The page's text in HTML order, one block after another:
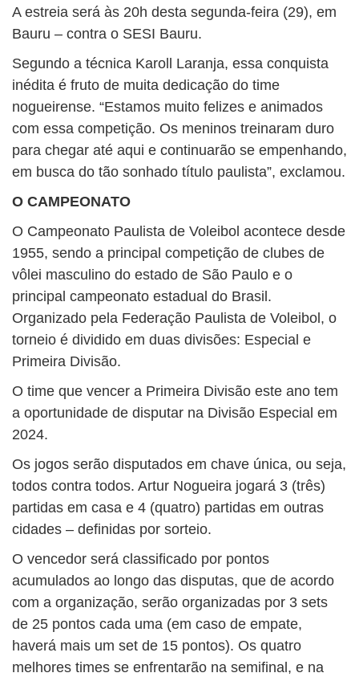
A estreia será às 20h desta segunda-feira (29), em
Bauru – contra o SESI Bauru.
Segundo a técnica Karoll Laranja, essa conquista
inédita é fruto de muita dedicação do time
nogueirense. “Estamos muito felizes e animados
com essa competição. Os meninos treinaram duro
para chegar até aqui e continuarão se empenhando,
em busca do tão sonhado título paulista”, exclamou.
O CAMPEONATO
O Campeonato Paulista de Voleibol acontece desde
1955, sendo a principal competição de clubes de
vôlei masculino do estado de São Paulo e o
principal campeonato estadual do Brasil.
Organizado pela Federação Paulista de Voleibol, o
torneio é dividido em duas divisões: Especial e
Primeira Divisão.
O time que vencer a Primeira Divisão este ano tem
a oportunidade de disputar na Divisão Especial em
2024.
Os jogos serão disputados em chave única, ou seja,
todos contra todos. Artur Nogueira jogará 3 (três)
partidas em casa e 4 (quatro) partidas em outras
cidades – definidas por sorteio.
O vencedor será classificado por pontos
acumulados ao longo das disputas, que de acordo
com a organização, serão organizadas por 3 sets
de 25 pontos cada uma (em caso de empate,
haverá mais um set de 15 pontos). Os quatro
melhores times se enfrentarão na semifinal, e na